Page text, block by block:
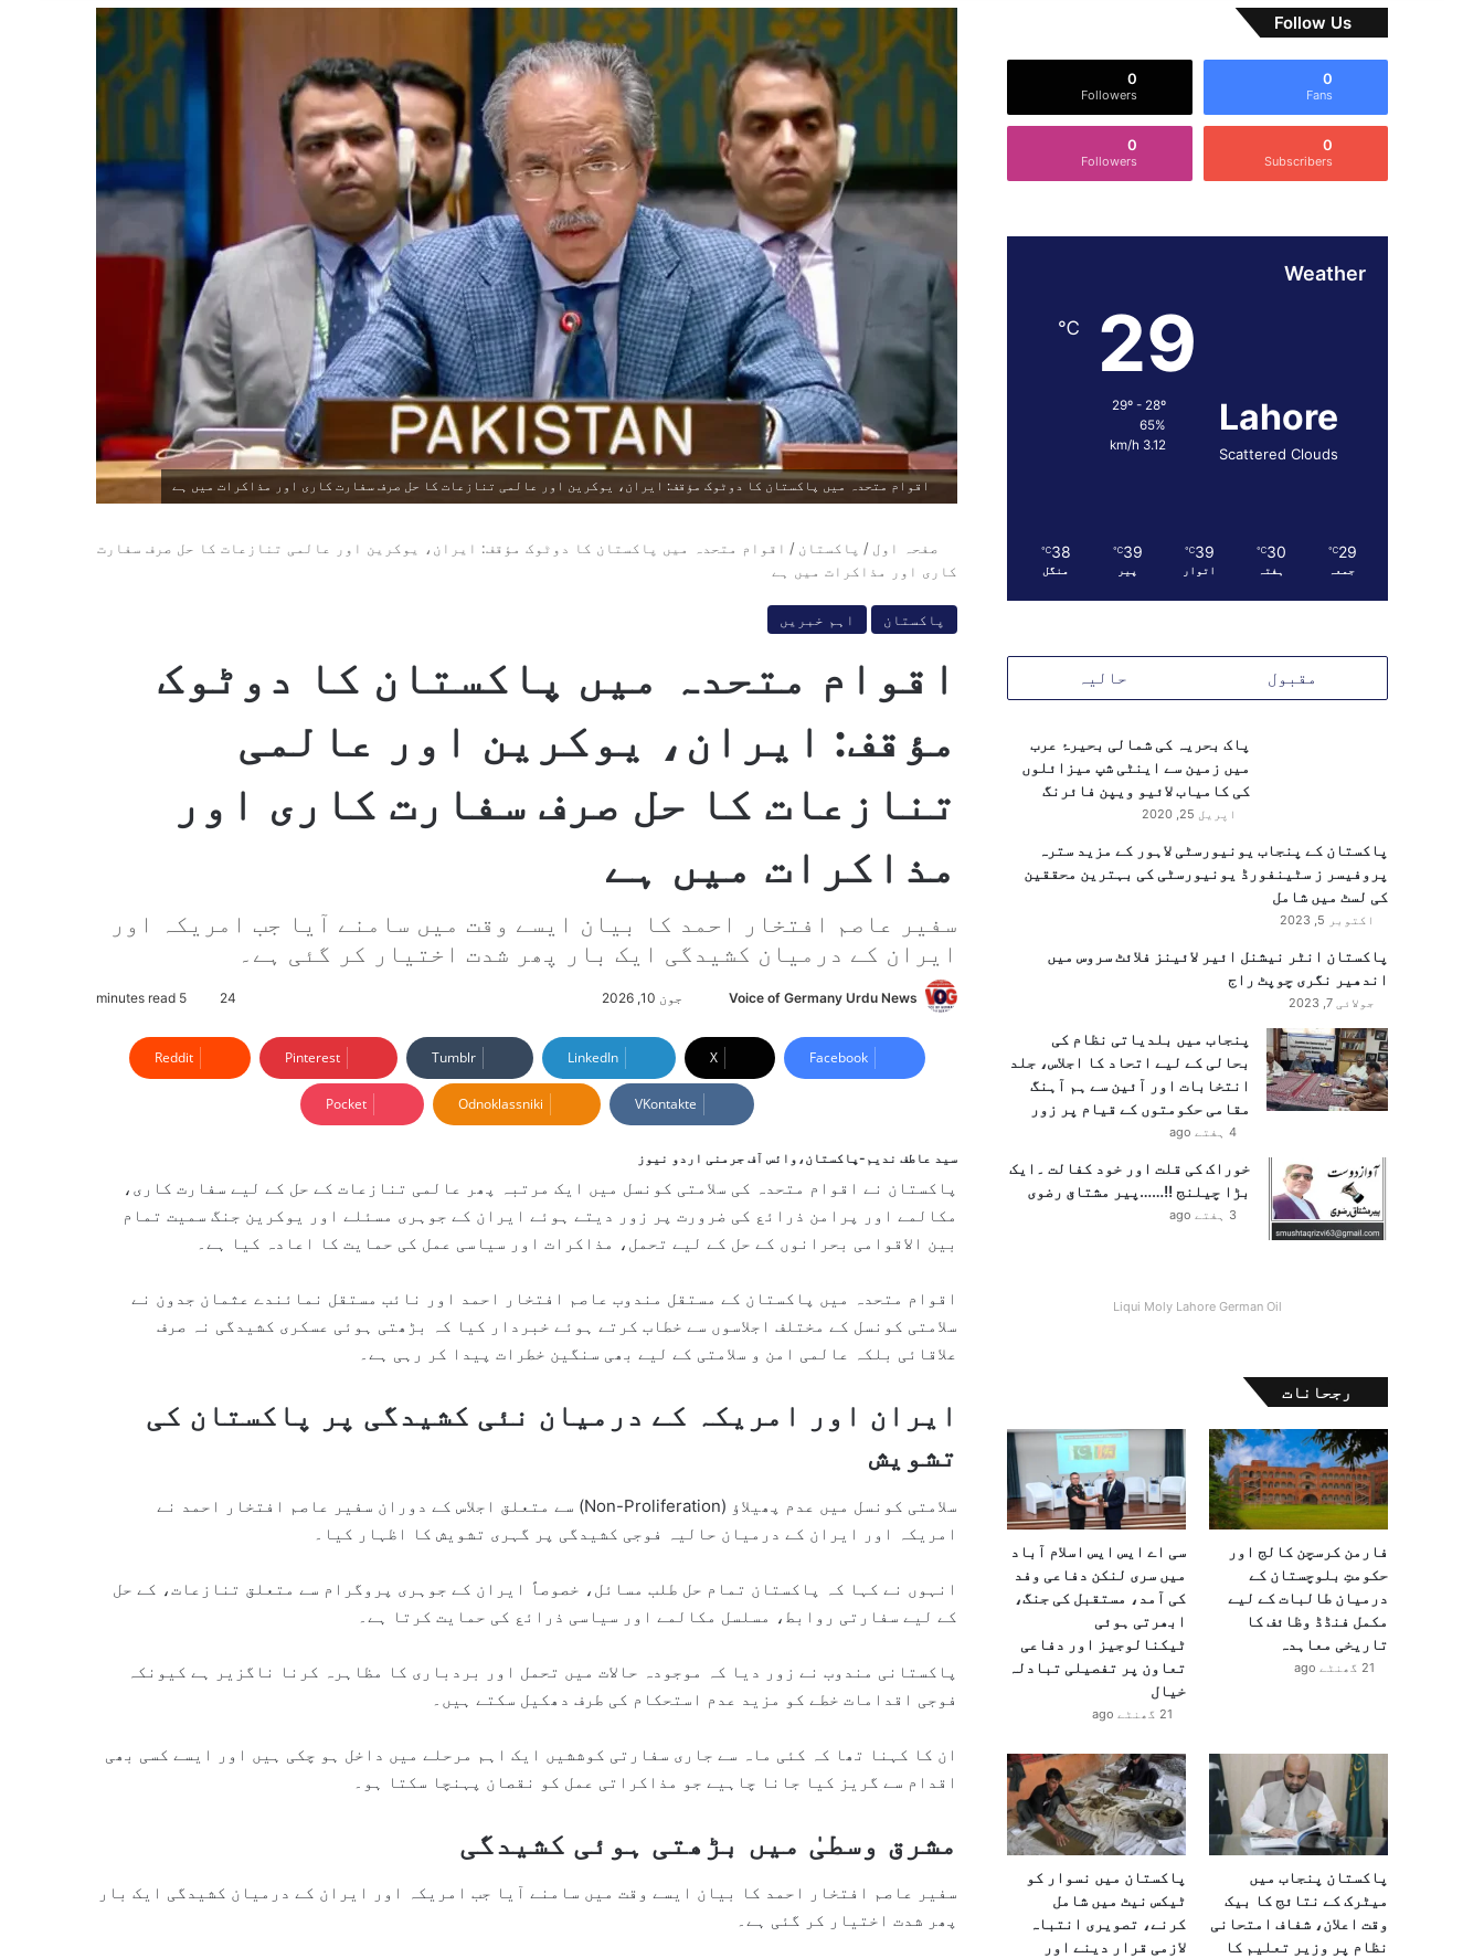
اقوام متحدہ میں پاکستان کا دوٹوک مؤقف: ایران، یوکرین اور عالمی تنازعات کا حل صرف سفارت کاری اور مذاکرات میں ہے
صفحہ اول / پاکستان / اقوام متحدہ میں پاکستان کا دوٹوک مؤقف: ایران، یوکرین اور عالمی تنازعات کا حل صرف سفارت
کاری اور مذاکرات میں ہے
پاکستان اہم خبریں
اقوام متحدہ میں پاکستان کا دوٹوک
مؤقف: ایران، یوکرین اور عالمی
تنازعات کا حل صرف سفارت کاری اور
مذاکرات میں ہے
سفیر عاصم افتخار احمد کا بیان ایسے وقت میں سامنے آیا جب امریکہ اور
ایران کے درمیان کشیدگی ایک بار پھر شدت اختیار کر گئی ہے۔
Voice of Germany Urdu News
n
d
n
e
m
جون 10, 2026 24
Facebook
X
LinkedIn
Tumblr
Pinterest
Reddit
VKontakte
Odnoklassniki
Pocket
سید عاطف ندیم-پاکستان،وائس آف جرمنی اردو نیوز
پاکستان نے اقوام متحدہ کی سلامتی کونسل میں ایک مرتبہ پھر عالمی تنازعات کے حل کے لیے سفارت کاری،
مکالمے اور پرامن ذرائع کی ضرورت پر زور دیتے ہوئے ایران کے جوہری مسئلے اور یوکرین جنگ سمیت تمام
بین الاقوامی بحرانوں کے حل کے لیے تحمل، مذاکرات اور سیاسی عمل کی حمایت کا اعادہ کیا ہے۔
اقوام متحدہ میں پاکستان کے مستقل مندوب عاصم افتخار احمد اور نائب مستقل نمائندے عثمان جدون نے
سلامتی کونسل کے مختلف اجلاسوں سے خطاب کرتے ہوئے خبردار کیا کہ بڑھتی ہوئی عسکری کشیدگی نہ صرف
علاقائی بلکہ عالمی امن و سلامتی کے لیے بھی سنگین خطرات پیدا کر رہی ہے۔
ایران اور امریکہ کے درمیان نئی کشیدگی پر پاکستان کی
تشویش
سلامتی کونسل میں عدم پھیلاؤ (Non-Proliferation) سے متعلق اجلاس کے دوران سفیر عاصم افتخار احمد نے
امریکہ اور ایران کے درمیان حالیہ فوجی کشیدگی پر گہری تشویش کا اظہار کیا۔
انہوں نے کہا کہ پاکستان تمام حل طلب مسائل، خصوصاً ایران کے جوہری پروگرام سے متعلق تنازعات، کے حل
کے لیے سفارتی روابط، مسلسل مکالمے اور سیاسی ذرائع کی حمایت کرتا ہے۔
پاکستانی مندوب نے زور دیا کہ موجودہ حالات میں تحمل اور بردباری کا مظاہرہ کرنا ناگزیر ہے کیونکہ
فوجی اقدامات خطے کو مزید عدم استحکام کی طرف دھکیل سکتے ہیں۔
ان کا کہنا تھا کہ کئی ماہ سے جاری سفارتی کوششیں ایک اہم مرحلے میں داخل ہو چکی ہیں اور ایسے کسی بھی
اقدام سے گریز کیا جانا چاہیے جو مذاکراتی عمل کو نقصان پہنچا سکتا ہو۔
مشرق وسطیٰ میں بڑھتی ہوئی کشیدگی
سفیر عاصم افتخار احمد کا بیان ایسے وقت میں سامنے آیا جب امریکہ اور ایران کے درمیان کشیدگی ایک بار
پھر شدت اختیار کر گئی ہے۔
Follow Us
0
Fans
0
Followers
0
Subscribers
0
Followers
Weather
Lahore
Scattered Clouds
29
℃
29º - 28º
65%
3.12 km/h
29
℃
جمعہ
30
℃
ہفتہ
39
℃
اتوار
39
℃
پیر
38
℃
منگل
مقبول حالیہ
پاک بحریہ کی شمالی بحیرۂ عرب
میں زمین سے اینٹی شپ میزائلوں
کی کامیاب لائیو ویپن فائرنگ
اپریل 25, 2020
پاکستان کے پنجاب یونیورسٹی لاہور کے مزید سترہ
پروفیسر ز سٹینفورڈ یونیورسٹی کی بہترین محققین
کی لسٹ میں شامل
اکتوبر 5, 2023
پاکستان انٹر نیشنل ائیر لائینز فلائٹ سروس میں
اندھیر نگری چوپٹ راج
جولائی 7, 2023
پنجاب میں بلدیاتی نظام کی
بحالی کے لیے اتحاد کا اجلاس، جلد
انتخابات اور آئین سے ہم آہنگ
مقامی حکومتوں کے قیام پر زور
4 ہفتے ago
خوراک کی قلت اور خود کفالت ۔ایک
بڑا چیلنج !!……پیر مشتاق رضوی
3 ہفتے ago
Liqui Moly Lahore German Oil
رجحانات
فارمن کرسچن کالج اور
حکومتِ بلوچستان کے
درمیان طالبات کے لیے
مکمل فنڈڈ وظائف کا
تاریخی معاہدہ
21 گھنٹے ago
سی اے ایس ایس اسلام آباد
میں سری لنکن دفاعی وفد
کی آمد، مستقبل کی جنگ،
ابھرتی ہوئی
ٹیکنالوجیز اور دفاعی
تعاون پر تفصیلی تبادلہ
خیال
21 گھنٹے ago
پاکستان پنجاب میں
میٹرک کے نتائج کا بیک
وقت اعلان، شفاف امتحانی
نظام پر وزیر تعلیم کا
پاکستان میں نسوار کو
ٹیکس نیٹ میں شامل
کرنے، تصویری انتباہ
لازمی قرار دینے اور